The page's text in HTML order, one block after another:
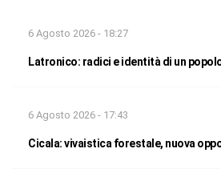
6 Agosto 2026 - 18:27
Latronico: radici e identità di un
6 Agosto 2026 - 17:43
Cicala: vivaistica forestale, nuova